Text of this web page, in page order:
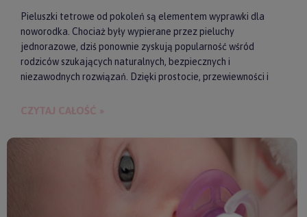
Pieluszki tetrowe od pokoleń są elementem wyprawki dla
noworodka. Chociaż były wypierane przez pieluchy
jednorazowe, dziś ponownie zyskują popularność wśród
rodziców szukających naturalnych, bezpiecznych i
niezawodnych rozwiązań. Dzięki prostocie, przewiewności i
przyjazne dla skóry niemowlęcia. Gwarantują też ekologiczne
CZYTAJ CAŁOŚĆ »